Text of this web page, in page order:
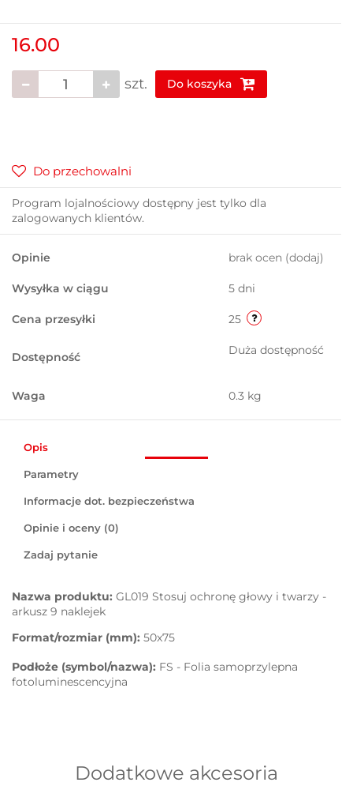
16.00
szt. Do koszyka
Do przechowalni
Program lojalnościowy dostępny jest tylko dla
zalogowanych klientów.
Opinie brak ocen (dodaj)
Wysyłka w ciągu 5 dni
Cena przesyłki 25
Dostępność Duża dostępność
Waga 0.3 kg
Opis
Parametry
Informacje dot. bezpieczeństwa
Opinie i oceny (0)
Zadaj pytanie
Nazwa produktu: GL019 Stosuj ochronę głowy i twarzy -
arkusz 9 naklejek
Format/rozmiar (mm): 50x75
Podłoże (symbol/nazwa): FS - Folia samoprzylepna
fotoluminescencyjna
Dodatkowe akcesoria